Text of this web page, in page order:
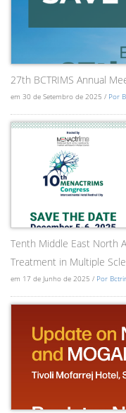
27th BCTRIMS Annual
em 30 de Setembro de 2025 / Por
Tenth Middle East North
Treatment in Multiple
em 17 de Junho de 2025 / Por